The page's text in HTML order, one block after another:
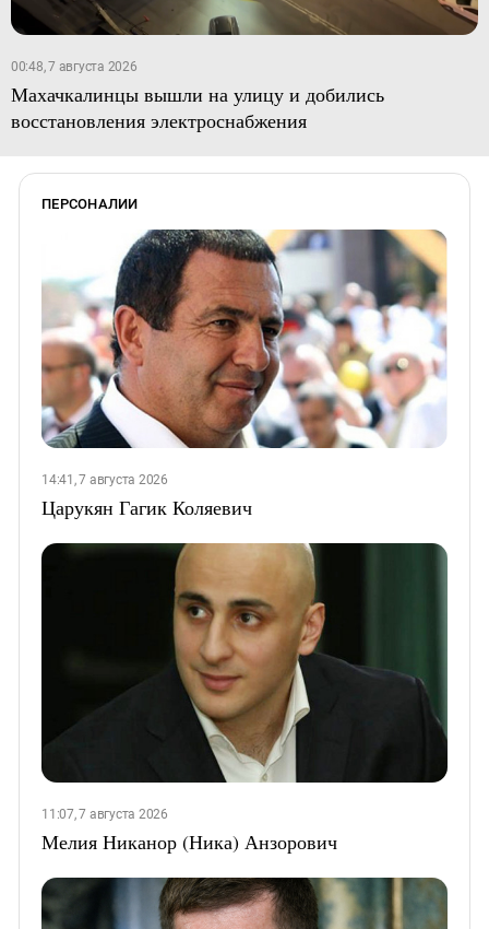
00:48, 7 августа 2026
Махачкалинцы вышли на улицу и добились
восстановления электроснабжения
ПЕРСОНАЛИИ
14:41, 7 августа 2026
Царукян Гагик Коляевич
11:07, 7 августа 2026
Мелия Никанор (Ника) Анзорович